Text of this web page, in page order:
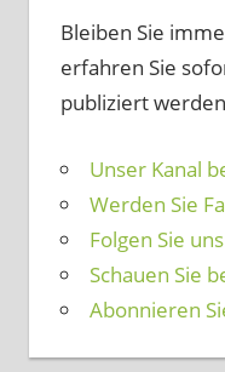
Bleiben Sie
erfahren Sie
publiziert
Unser Kanal
Werden Sie
Folgen Sie
Schauen Sie
Abonnieren